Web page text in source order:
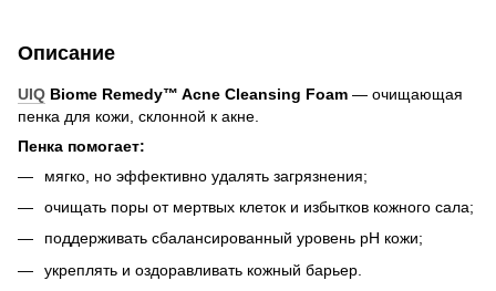
Описание
UIQ Biome Remedy™ Acne Cleansing Foam — очищающая
пенка для кожи, склонной к акне.
Пенка помогает:
мягко, но эффективно удалять загрязнения;
очищать поры от мертвых клеток и избытков кожного сала;
поддерживать сбалансированный уровень pH кожи;
укреплять и оздоравливать кожный барьер.